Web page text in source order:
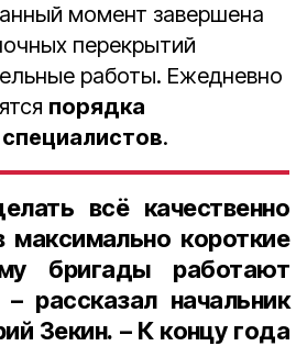
момент завершена
перекрытий
работы. Ежедневно
порядка
.
всё качественно
максимально короткие
бригады работают
рассказал начальник
Зекин. – К концу года